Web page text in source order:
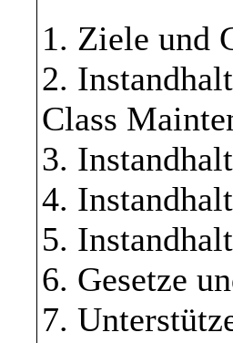
1. Ziele und
2.
Class
3.
4.
5.
6. Gesetze
7.